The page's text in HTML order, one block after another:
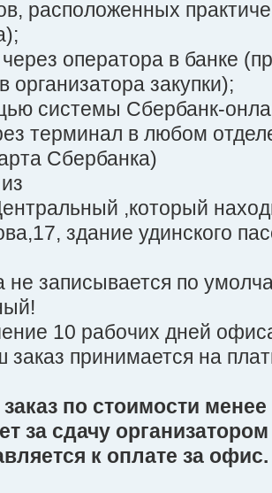
расположенных
оператора в банке
организатора закупки);
системы Сбербанк-
терминал в любом
Сбербанка)
,который
здание удинского
не записывается по
10 рабочих дней
заказ принимается на
по стоимости менее
за сдачу
к оплате за офис.